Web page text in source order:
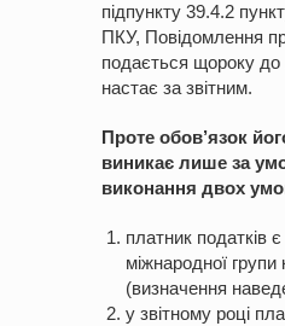
підпункту 39.4.2
ПКУ, Повідомлення
подається щороку
настає за звітним.
Проте обов’язок
виникає лише за
виконання двох
платник податків
міжнародної групи
(визначення
у звітному році